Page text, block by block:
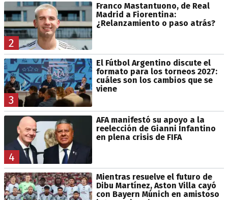
2
Franco Mastantuono, de Real
Madrid a Fiorentina:
¿Relanzamiento o paso atrás?
3
El Fútbol Argentino discute el
formato para los torneos 2027:
cuáles son los cambios que se
viene
4
AFA manifestó su apoyo a la
reelección de Gianni Infantino
en plena crisis de FIFA
Mientras resuelve el futuro de
Dibu Martínez, Aston Villa cayó
con Bayern Múnich en amistoso